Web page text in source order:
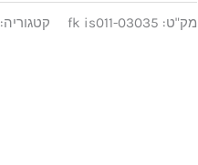
מק"ט: fk is011-03035 קטגוריה: